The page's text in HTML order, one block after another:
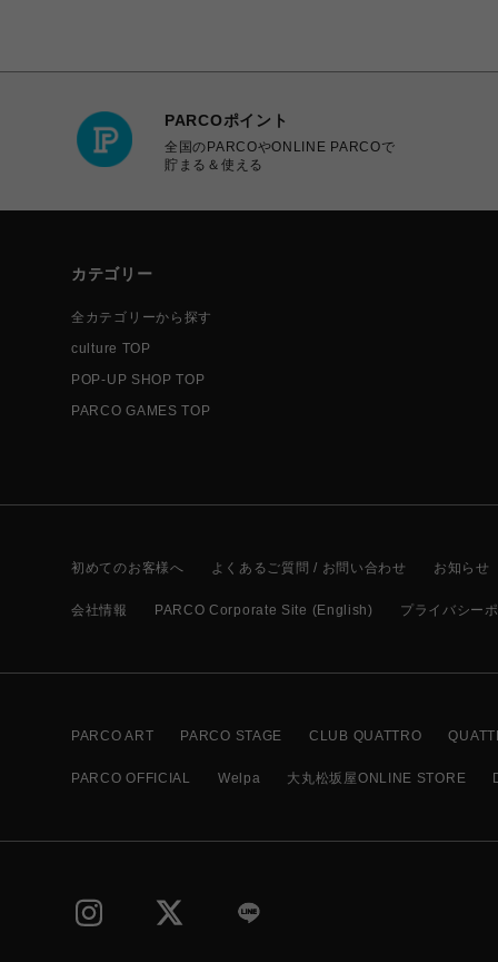
PARCOポイント
全国のPARCOやONLINE PARCOで
貯まる＆使える
カテゴリー
全カテゴリーから探す
culture TOP
POP-UP SHOP TOP
PARCO GAMES TOP
初めてのお客様へ よくあるご質問 / お問い合わせ お知らせ
会社情報 PARCO Corporate Site (English) プライバシー
PARCO ART PARCO STAGE CLUB QUATTRO
PARCO OFFICIAL Welpa 大丸松坂屋ONLINE STORE